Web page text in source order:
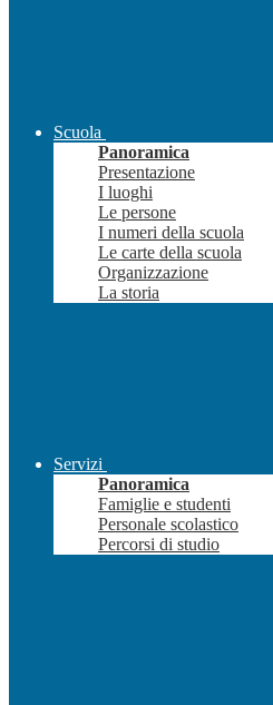
Scuola
Panoramica
Presentazione
I luoghi
Le persone
I numeri della scuola
Le carte della scuola
Organizzazione
La storia
Servizi
Panoramica
Famiglie e studenti
Personale scolastico
Percorsi di studio